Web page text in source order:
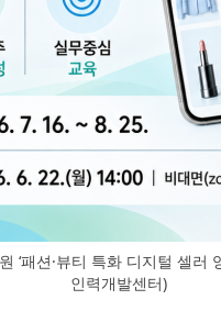
‘패션·뷰티 특화 디지털 셀러
인력개발센터)